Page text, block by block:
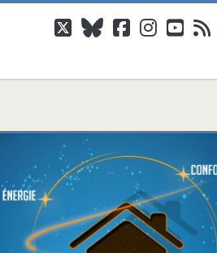
twitterblueskyfacebook
instagram
Barre
latérale
principale